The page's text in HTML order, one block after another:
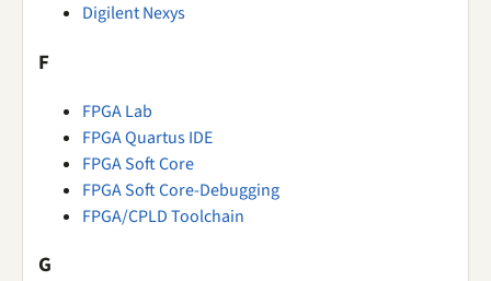
Digilent Nexys
F
FPGA Lab
FPGA Quartus IDE
FPGA Soft Core
FPGA Soft Core-Debugging
FPGA/CPLD Toolchain
G